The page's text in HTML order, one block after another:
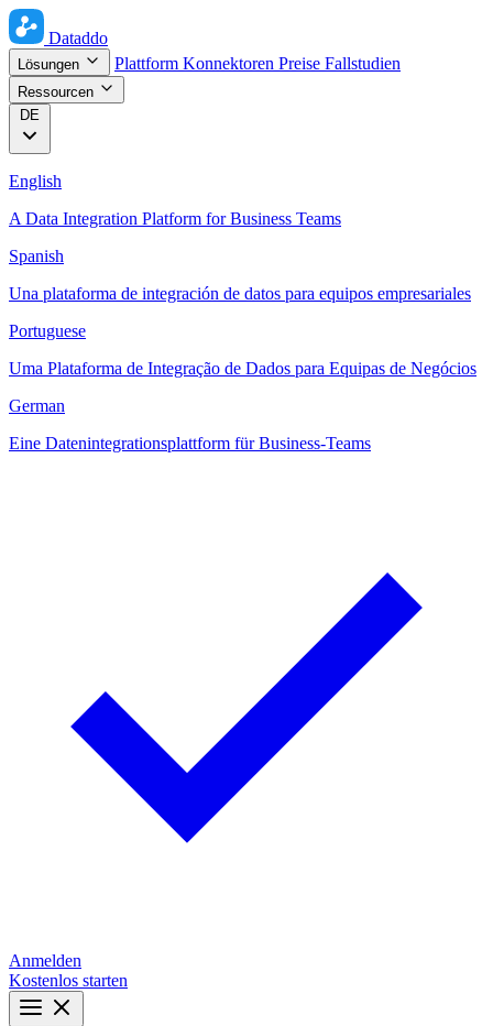
Dataddo
Lösungen Plattform Konnektoren Preise Fallstudien
Ressourcen
DE
English
A Data Integration Platform for Business Teams
Spanish
Una plataforma de integración de datos para equipos empresariales
Portuguese
Uma Plataforma de Integração de Dados para Equipas de Negócios
German
Eine Datenintegrationsplattform für Business-Teams
Anmelden
Kostenlos starten